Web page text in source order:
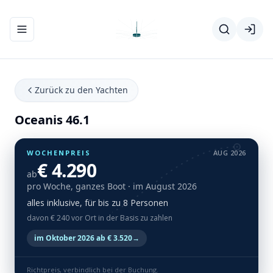
Navigationsmenü ein-/ausblenden
Zurück zu den Yachten
Oceanis 46.1
WOCHENPREIS AUG 2026
ab€ 4.290
pro Woche, ganzes Boot · im August 2026
alles inklusive, für bis zu 8 Personen
davon € 240 vor Ort in der Basis zu zahlen
im Oktober 2026 ab € 3.520→
Richtpreis, verbindlich bei der Buchung.